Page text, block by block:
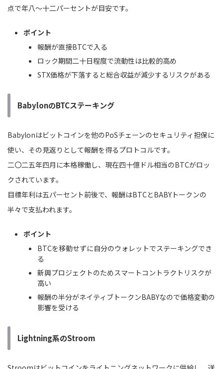
点で年八～十二パーセントが目安です。
ポイント
報酬が直接BTCで入る
ロック期間二十日程度で流動性は比較的高め
STX価格が下落すると総合収益が減少するリスクがある
BabylonのBTCステーキング
Babylonはビットコインを他のPoSチェーンのセキュリティ担保に
使い、その見返りとして報酬を得るプロトコルです。
二〇二五年四月に本格稼働し、現在四十億ドル相当のBTCがロッ
クされています。
目標年利は五パーセント前後で、報酬はBTCとBABYトークンの
半々で支払われます。
ポイント
BTCを移動せずに自分のウォレットでステーキングでき
る
新興プロジェクトのためスマートコントラクトリスクが
高い
報酬の半分がネイティブトークンBABYなので価格変動の
影響を受ける
Lightning系のStroom